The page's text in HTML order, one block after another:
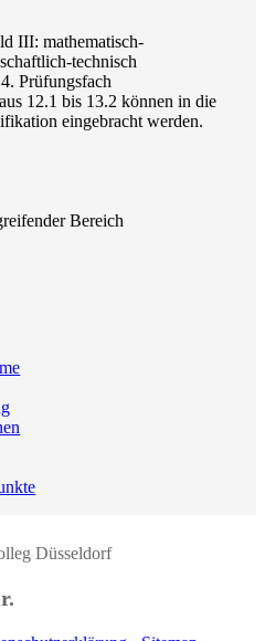
III: mathematisch-
technisch
Prüfungsfach
12.1 bis 13.2 können in die
eingebracht werden.
Bereich
Düsseldorf